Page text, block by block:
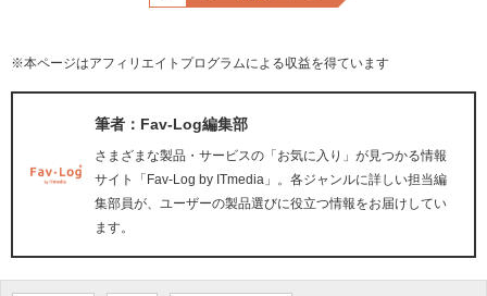
※本ページはアフィリエイトプログラムによる収益を得ています
筆者：Fav-Log編集部
さまざまな製品・サービスの「お気に入り」が見つかる情報
サイト「Fav-Log by ITmedia」。各ジャンルに詳しい担当編
集部員が、ユーザーの製品選びに役立つ情報をお届けしてい
ます。